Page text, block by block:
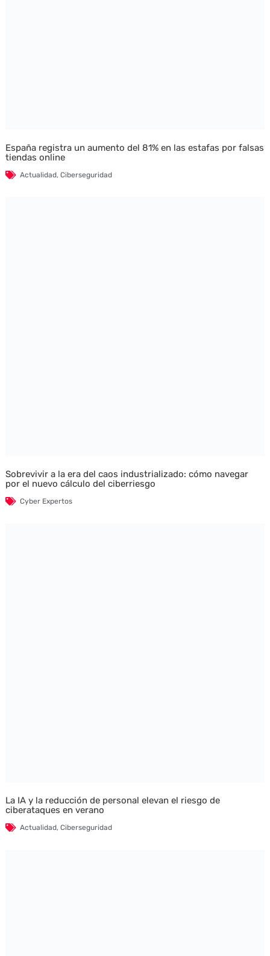
España registra un aumento del 81% en las estafas por falsas
tiendas online
Actualidad, Ciberseguridad
Sobrevivir a la era del caos industrializado: cómo navegar
por el nuevo cálculo del ciberriesgo
Cyber Expertos
La IA y la reducción de personal elevan el riesgo de
ciberataques en verano
Actualidad, Ciberseguridad